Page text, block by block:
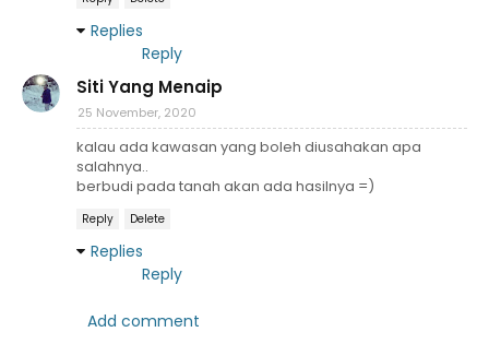
Replies
Reply
Siti Yang Menaip
25 November, 2020
kalau ada kawasan yang boleh diusahakan apa
salahnya..
berbudi pada tanah akan ada hasilnya =)
Reply Delete
Replies
Reply
Add comment